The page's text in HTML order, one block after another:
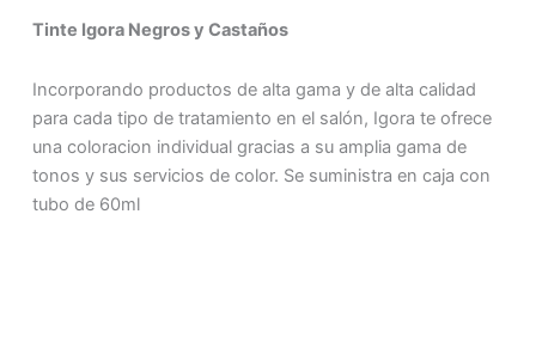
Tinte Igora Negros y Castaños
Incorporando productos de alta gama y de alta calidad
para cada tipo de tratamiento en el salón, Igora te ofrece
una coloracion individual gracias a su amplia gama de
tonos y sus servicios de color. Se suministra en caja con
tubo de 60ml